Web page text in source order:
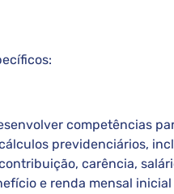
competências
previdenciários,
carência,
e renda mensal inicial